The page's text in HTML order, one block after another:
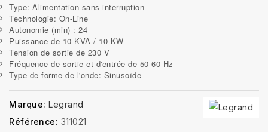
Type: Alimentation sans interruption
Technologie: On-Line
Autonomie (min) : 24
Puissance de 10 KVA / 10 KW
Tension de sortie de 230 V
Fréquence de sortie et d'entrée de 50-60 Hz
Type de forme de l'onde: Sinusoïde
Marque: Legrand
Référence: 311021